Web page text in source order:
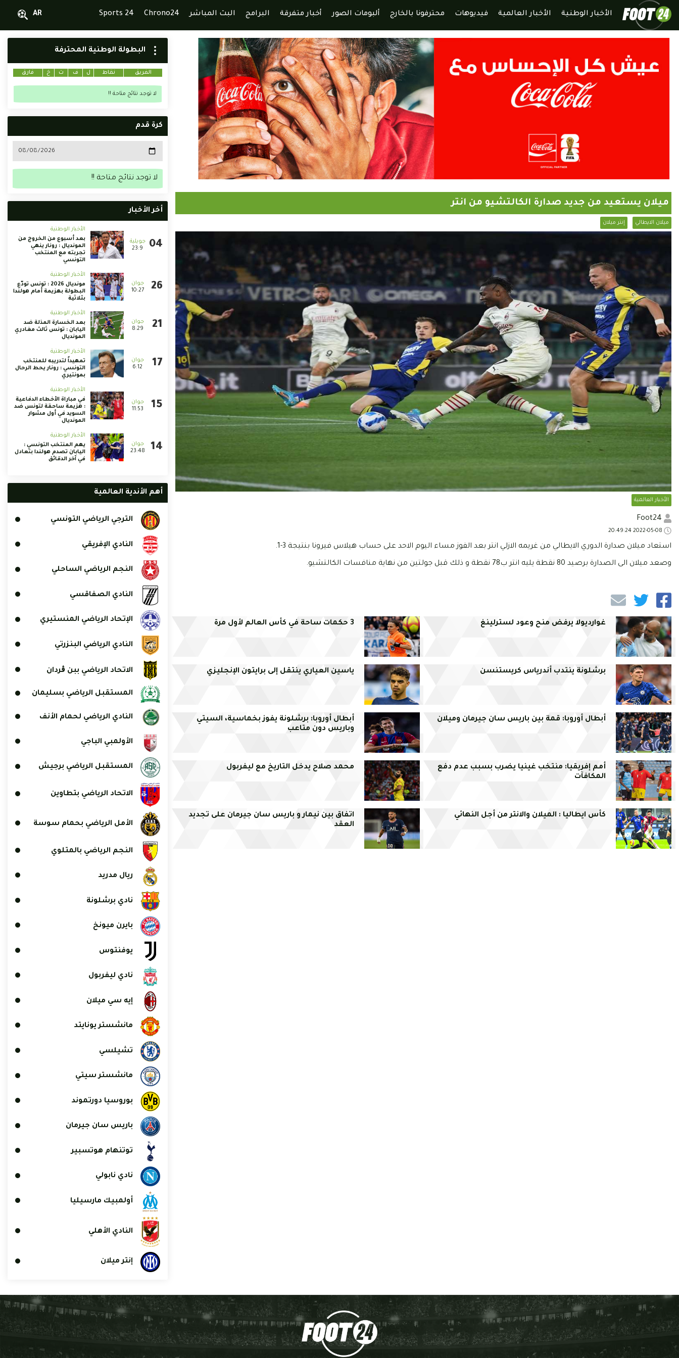
الأخبار الوطنية الأخبار العالمية فيديوهات محترفونا بالخارج ألبومات الصور أخبار متفرقة البرامج البث المباشر Chrono24
Sports 24
AR
ميلان يستعيد من جديد صدارة الكالتشيو من انتر
ميلان الايطالي إنتر ميلان
الأخبار العالمية
استعاد ميلان صدارة الدوري الايطالي من غريمه الازلي انتر بعد الفوز مساء اليوم الاحد على حساب هيلاس فيرونا بنتيجة 3-1.
وصعد ميلان الى الصدارة برصيد 80 نقطة يليه انتر ب78 نقطة و ذلك قبل جولتين من نهاية منافسات الكالتشيو.
غوارديولا يرفض منح وعود لسترلينغ 3 حكمات ساحة في كأس العالم لأول مرة
برشلونة ينتدب أندرياس كريستنسن ياسين العياري ينتقل إلى برايتون الإنجليزي
أبطال أوروبا: قمة بين باريس سان جيرمان وميلان
أبطال أوروبا: برشلونة يفوز بخماسية، السيتي
وباريس دون متاعب
أمم إفريقيا: منتخب غينيا يضرب بسبب عدم دفع
المكافآت
محمد صلاح يدخل التاريخ مع ليفربول
كأس ايطاليا : الميلان والانتر من أجل النهائي
اتفاق بين نيمار و باريس سان جيرمان على تجديد
العقد
البطولة الوطنية المحترفة
الفريق نقاط ل ف ت خ فارق
لا توجد نتائج متاحة !!
كرة قدم
لا توجد نتائج متاحة !!
أخر الأخبار
23:9
الأخبار الوطنية
بعد أسبوع من الخروج من
المونديال : رونار ينهي
تجربته مع المنتخب
التونسي
10:27
الأخبار الوطنية
مونديال 2026 : تونس تودّع
البطولة بهزيمة أمام هولندا
بثلاثية
8:29
الأخبار الوطنية
بعد الخسارة المذلة ضد
اليابان : تونس ثالث مغادري
المونديال
6:12
الأخبار الوطنية
تمهيداً لتدريبه للمنتخب
التونسي : رونار يحط الرحال
بمونتيري
11:53
الأخبار الوطنية
في مباراة الأخطاء الدفاعية
: هزيمة ساحقة لتونس ضد
السويد في أول مشوار
المونديال
23:48
الأخبار الوطنية
يهم المنتخب التونسي :
اليابان تصدم هولندا بتعادل
في آخر الدقائق
أهم الأندية العالمية
الترجي الرياضي التونسي
النادي الإفريقي
النجم الرياضي الساحلي
النادي الصفاقسي
الإتحاد الرياضي المنستيري
النادي الرياضي البنزرتي
الاتحاد الرياضي ببن ڨردان
المستقبل الرياضي بسليمان
النادي الرياضي لحمام الأنف
الأولمبي الباجي
المستقبل الرياضي برجيش
الاتحاد الرياضي بتطاوين
الأمل الرياضي بحمام سوسة
النجم الرياضي بالمتلوي
ريال مدريد
نادي برشلونة
بايرن ميونخ
يوفنتوس
نادي ليفربول
إيه سي ميلان
مانشستر يونايتد
تشيلسي
مانشستر سيتي
بوروسيا دورتموند
باريس سان جيرمان
توتنهام هوتسبير
نادي نابولي
أولمبيك مارسيليا
النادي الأهلي
إنتر ميلان